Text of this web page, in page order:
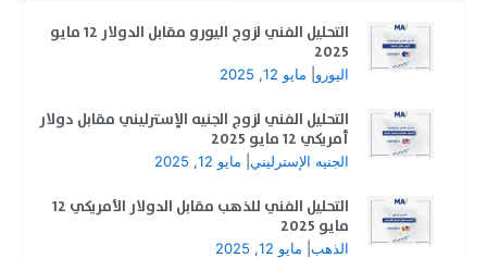
التحليل الفني لزوج اليورو مقابل الدولار 12 مايو
2025
اليورو مايو 12, 2025
التحليل الفني لزوج الجنيه الإسترليني مقابل دولار
أمريكي 12 مايو 2025
الجنيه الإسترليني مايو 12, 2025
التحليل الفني للذهب مقابل الدولار الأمريكي 12
مايو 2025
الذهب مايو 12, 2025